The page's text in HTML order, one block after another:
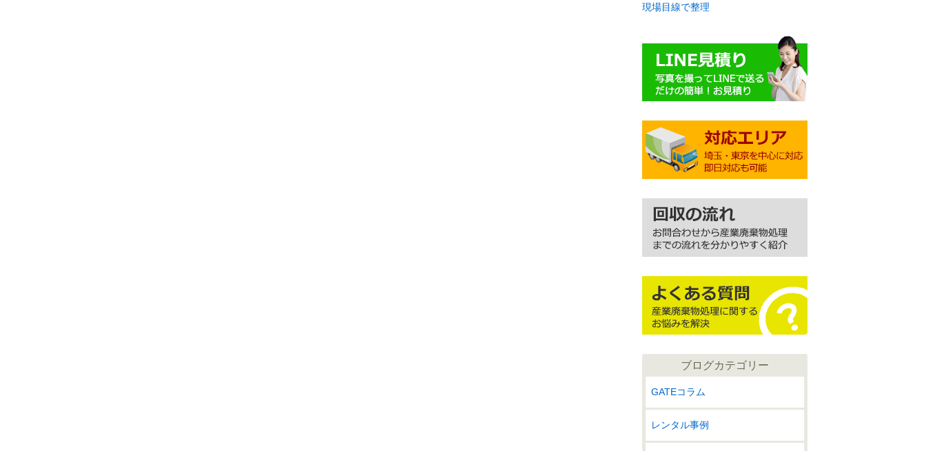
現場目線で整理
ブログカテゴリー
GATEコラム
レンタル事例